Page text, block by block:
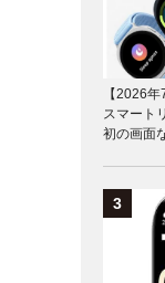
【2026
スマート
初の画面